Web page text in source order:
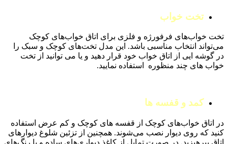
تخت خواب
تخت خواب‌های فرفورژه و فلزی برای اتاق خواب‌های کوچک
می‌تواند انتخاب مناسبی باشد. این مدل تخت‌های کوچک و سبک را
در گوشه ایی از اتاق خواب خود قرار دهید و یا می توانید از تخت
خواب های چند منظوره استفاده نمایید.
کمد و قفسه ها
در اتاق خواب‌های کوچک از قفسه های کوچک و کم عرض استفاده
کنید که روی دیوار نصب می‌شوند. همچنین از تزئین شلوغ دیوارهای
اتاق بپرهیزید. در صورت تمایل از کاغذ دیواری‌های ساده و یا رنگ‌های